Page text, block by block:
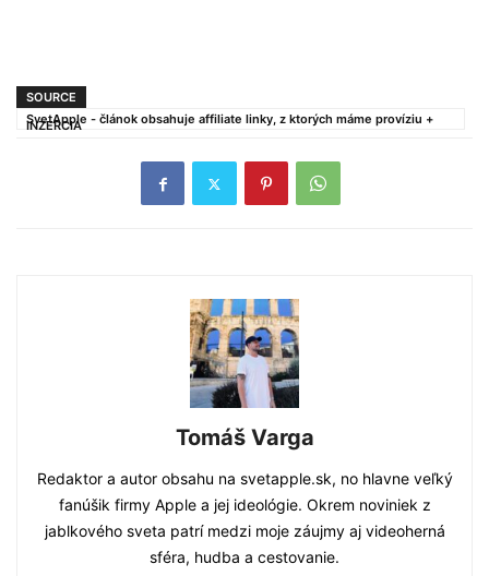
SOURCE
SvetApple - článok obsahuje affiliate linky, z ktorých máme províziu +
INZERCIA
Tomáš Varga
Redaktor a autor obsahu na svetapple.sk, no hlavne veľký
fanúšik firmy Apple a jej ideológie. Okrem noviniek z
jablkového sveta patrí medzi moje záujmy aj videoherná
sféra, hudba a cestovanie.